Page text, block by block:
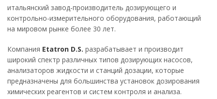
итальянский завод-производитель дозирующего и
контрольно-измерительного оборудования, работающий
на мировом рынке более 30 лет.
Компания Etatron D.S. разрабатывает и производит
широкий спектр различных типов дозирующих насосов,
анализаторов жидкости и станций дозации, которые
предназначены для большинства установок дозирования
химических реагентов и систем контроля и анализа.